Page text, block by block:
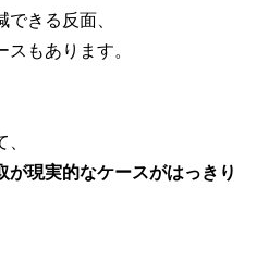
きる反面、
もあります。
が現実的なケースがはっきり